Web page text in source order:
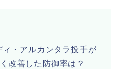
・アルカンタラ投手が
改善した防御率は？